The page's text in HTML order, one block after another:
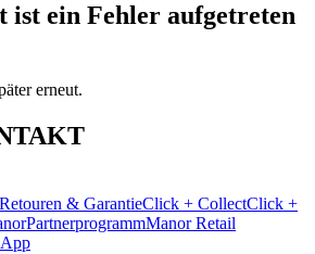
ist ein Fehler aufgetreten
erneut.
Retouren & GarantieClick + CollectClick +
PartnerprogrammManor Retail